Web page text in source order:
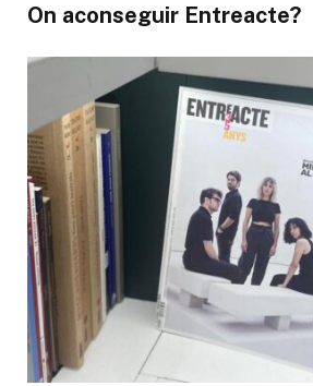
On aconseguir Entreacte?